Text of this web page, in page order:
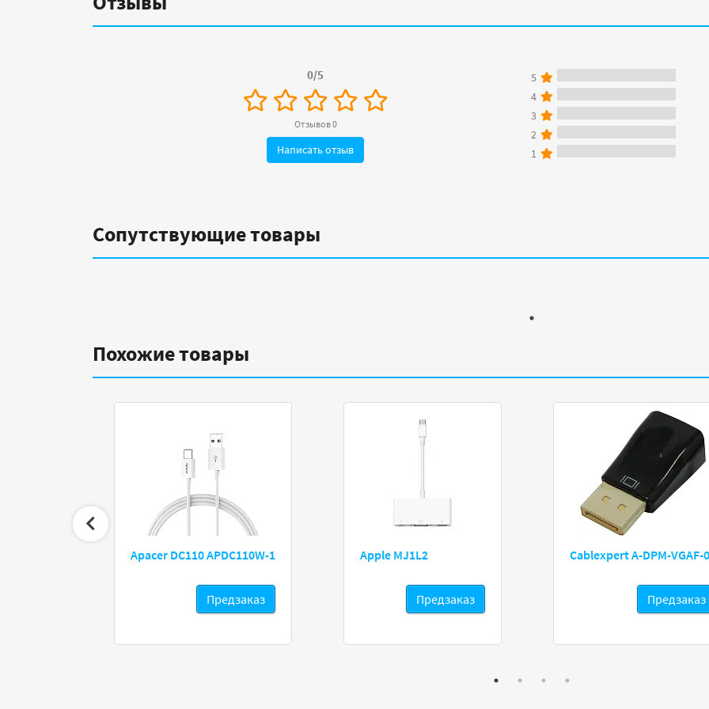
0/5
Отзывов 0
Написать отзыв
5
4
3
2
1
Сопутствующие товары
Похожие товары
Apacer DC110 APDC110W-1
Предзаказ
Apple MJ1L2
Предзаказ
Cablexpert A-DPM-VGAF-
Предзаказ